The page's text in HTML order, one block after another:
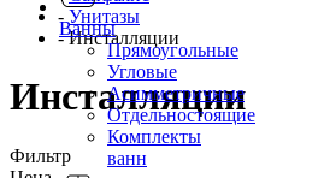
Ванны
Прямоугольные
Угловые
Асимметричные
Отдельностоящие
Комплекты
ванн
- Унитазы
- Инсталляции
Инсталляции
Фильтр